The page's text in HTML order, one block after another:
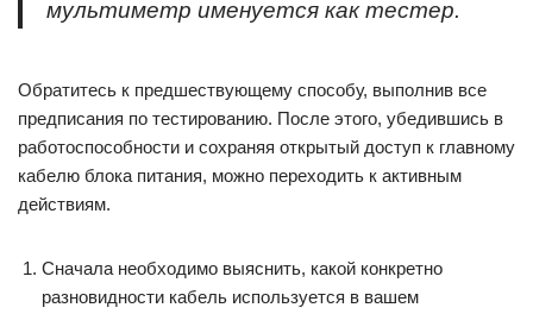
мультиметр именуется как тестер.
Обратитесь к предшествующему способу, выполнив все
предписания по тестированию. После этого, убедившись в
работоспособности и сохраняя открытый доступ к главному
кабелю блока питания, можно переходить к активным
действиям.
Сначала необходимо выяснить, какой конкретно
разновидности кабель используется в вашем